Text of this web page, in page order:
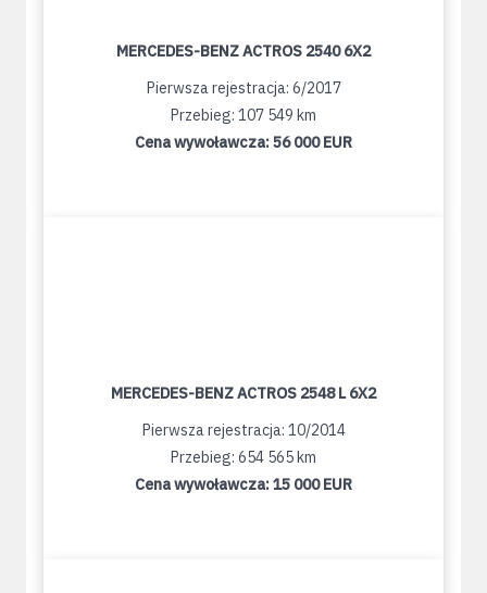
MERCEDES-BENZ ACTROS 2540 6X2
Pierwsza rejestracja: 6/2017
Przebieg: 107 549 km
Cena wywoławcza:56 000 EUR
MERCEDES-BENZ ACTROS 2548 L 6X2
Pierwsza rejestracja: 10/2014
Przebieg: 654 565 km
Cena wywoławcza:15 000 EUR